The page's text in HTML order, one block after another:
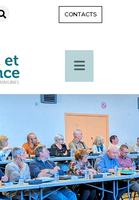
CONTACTS